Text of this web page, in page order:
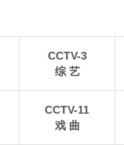
瓦屋山雄浑平顶与峨
CCTV-3
综 艺
CCTV-11
戏 曲